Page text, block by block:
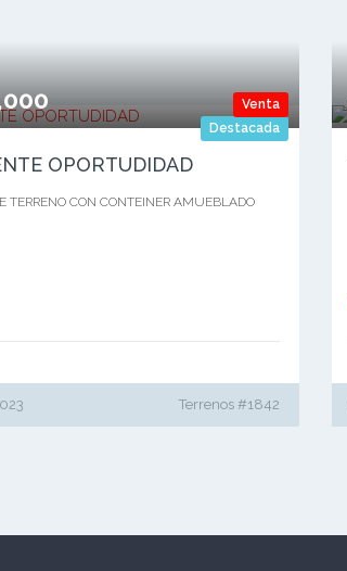
Destacada
Venta
OPORTUDIDAD
TERRENO CON CONTEINER AMUEBLADO
Terrenos #1842